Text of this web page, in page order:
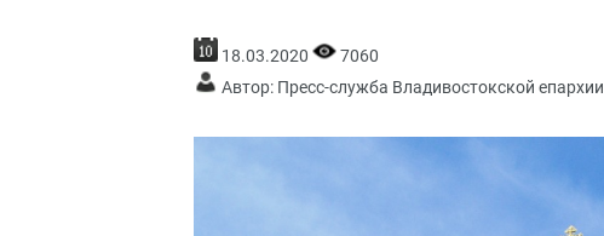
18.03.2020
7060
Автор: Пресс-служба Владивостокской епархии